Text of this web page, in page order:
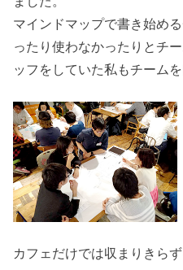
マインドマップで書き始め
ったり使わなかったりとチ
ッフをしていた私もチーム
カフェだけでは収まりきら